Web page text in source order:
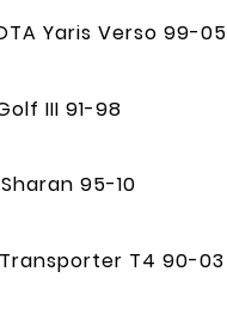
Yaris Verso 99-05
III 91-98
95-10
Transporter T4 90-03